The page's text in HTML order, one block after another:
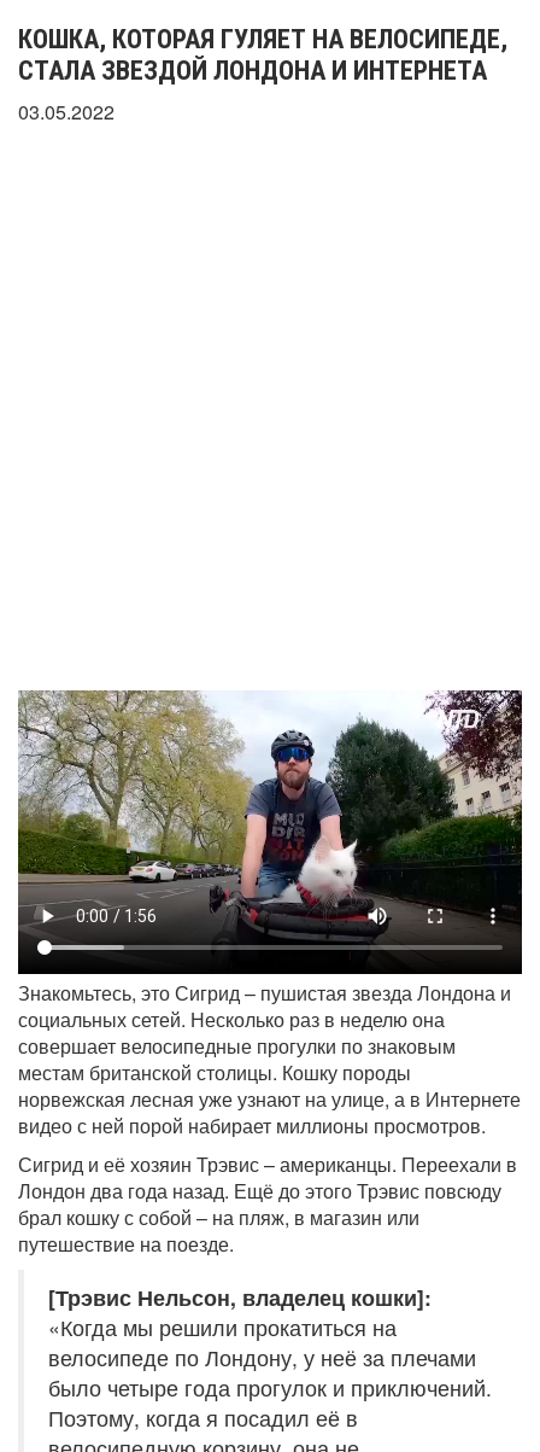
КОШКА, КОТОРАЯ ГУЛЯЕТ НА ВЕЛОСИПЕДЕ,
СТАЛА ЗВЕЗДОЙ ЛОНДОНА И ИНТЕРНЕТА
03.05.2022
Знакомьтесь, это Сигрид – пушистая звезда Лондона и
социальных сетей. Несколько раз в неделю она
совершает велосипедные прогулки по знаковым
местам британской столицы. Кошку породы
норвежская лесная уже узнают на улице, а в Интернете
видео с ней порой набирает миллионы просмотров.
Сигрид и её хозяин Трэвис – американцы. Переехали в
Лондон два года назад. Ещё до этого Трэвис повсюду
брал кошку с собой – на пляж, в магазин или
путешествие на поезде.
[Трэвис Нельсон, владелец кошки]:
«Когда мы решили прокатиться на
велосипеде по Лондону, у неё за плечами
было четыре года прогулок и приключений.
Поэтому, когда я посадил её в